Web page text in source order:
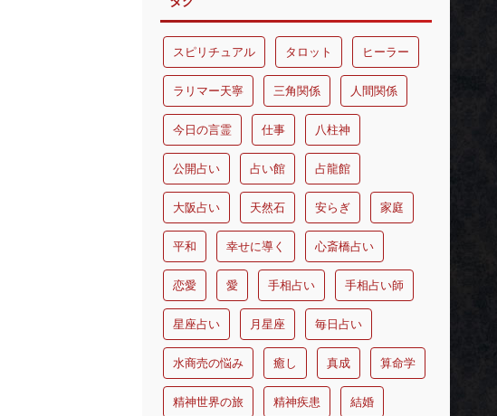
スピリチュアル タロット ヒーラー
ラリマー天寧 三角関係 人間関係
今日の言霊 仕事 八柱神
公開占い 占い館 占龍館
大阪占い 天然石 安らぎ 家庭
平和 幸せに導く 心斎橋占い
恋愛 愛 手相占い 手相占い師
星座占い 月星座 毎日占い
水商売の悩み 癒し 真成 算命学
精神世界の旅 精神疾患 結婚